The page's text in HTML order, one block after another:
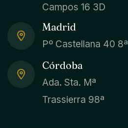
Campos 16 3D
Madrid
Pº Castellana 40 8ª
Córdoba
Ada. Sta. Mª
Trassierra 98ª